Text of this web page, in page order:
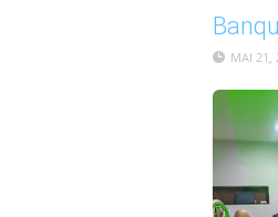
MAI 21,